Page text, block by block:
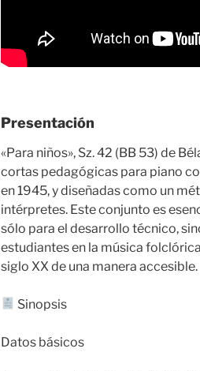
Presentación
«Para niños», Sz. 42 (BB 53) de
cortas pedagógicas para piano
en 1945, y diseñadas como un
intérpretes. Este conjunto es
sólo para el desarrollo técnico,
estudiantes en la música
siglo XX de una manera accesible.
Sinopsis
Datos básicos